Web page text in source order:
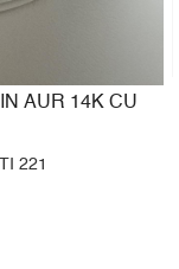
AUR 14K CU
221